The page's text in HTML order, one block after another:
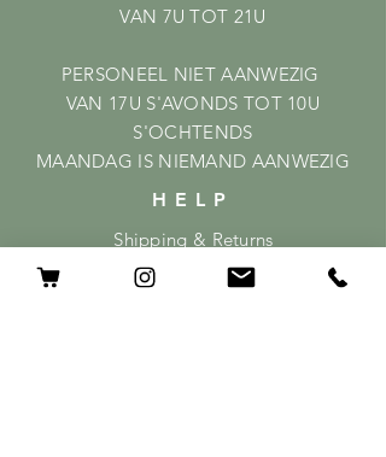
VAN 7U TOT 21U
PERSONEEL NIET AANWEZIG
VAN 17U S'AVONDS TOT 10U
S'OCHTENDS
MAANDAG IS NIEMAND AANWEZIG
HELP
Shipping & Returns
Privacy Policy